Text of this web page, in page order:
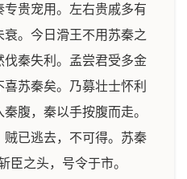
专贵宠用。左右贵戚多有
。今日滑王不用苏秦之
秦失利。孟尝君受多金
苏秦矣。乃募壮士怀利
腹，秦以手按腹而走。
已逃去，不可得。苏秦
臣之头，号令于市。